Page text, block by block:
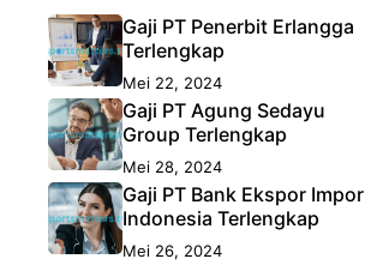
Gaji PT Penerbit Erlangga
Terlengkap
Mei 22, 2024
Gaji PT Agung Sedayu
Group Terlengkap
Mei 28, 2024
Gaji PT Bank Ekspor Impor
Indonesia Terlengkap
Mei 26, 2024